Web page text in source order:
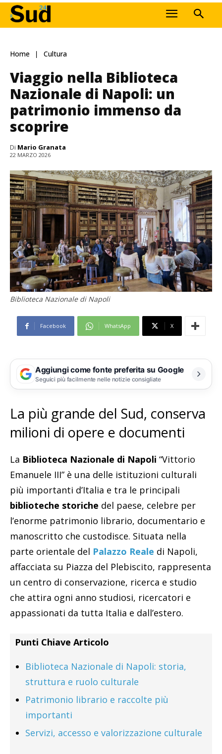
Home Cultura
Viaggio nella Biblioteca
Nazionale di Napoli: un
patrimonio immenso da
scoprire
Di Mario Granata
22 MARZO 2026
Biblioteca Nazionale di Napoli
Facebook WhatsApp X
Aggiungi come fonte preferita su Google
Seguici più facilmente nelle notizie consigliate
La più grande del Sud, conserva
milioni di opere e documenti
La Biblioteca Nazionale di Napoli “Vittorio
Emanuele III” è una delle istituzioni culturali
più importanti d’Italia e tra le principali
biblioteche storiche del paese, celebre per
l’enorme patrimonio librario, documentario e
manoscritto che custodisce. Situata nella
parte orientale del Palazzo Reale di Napoli,
affacciata su Piazza del Plebiscito, rappresenta
un centro di conservazione, ricerca e studio
che attira ogni anno studiosi, ricercatori e
appassionati da tutta Italia e dall’estero.
Punti Chiave Articolo
Biblioteca Nazionale di Napoli: storia,
struttura e ruolo culturale
Patrimonio librario e raccolte più
importanti
Servizi, accesso e valorizzazione culturale